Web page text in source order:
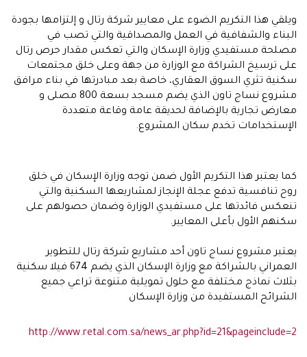
ويلقي هذا التكريم الضوء على معايير شركة رتال و إلتزامها بجودة
البناء والشفافية في العمل والمصداقية والتي تصب في
مصلحة مستفيدي وزارة الإسكان والتي تعكس مقدار حرص رتال
على ترسيخ الشراكة مع الوزارة من جهة وعلى خلق مجتمعات
سكنية تثري السوق العقاري، خاصة بعد مبادرتها في بناء مرافق
مشروع نساج تاون الذي يضم مسجد بسعة 800 مصلى و
معارض تجارية بالإضافة لحديقة عامة وقاعة متعددة
الإستخدامات تخدم سكان المشروع.
كما يعتبر هذا التكريم الأول ضمن توجه وزارة الإسكان في خلق
روح تنافسية تدفع عجلة الإنجاز لمشاريعها السكنية والتي
تنعكس فائدتها على مستفيدي الوزارة وضمان حصولهم على
سكنهم الأول بأعلى المعايير.
يعتبر مشروع نساج تاون أحد مشاريع شركة رتال للتطوير
العمراني بالشراكة مع وزارة الإسكان الذي يضم 674 فيلا سكنية
بثلاث نماذج مختلفة مع حلول تمويلية متنوعة تراعي جميع
الشرائح المستفيدة من وزارة الإسكان
http://www.retal.com.sa/news_ar.php?id=21&pageinclude=2